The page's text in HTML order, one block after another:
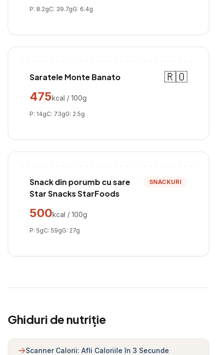
P: 8.2gC: 39.7gG: 6.4g
Saratele Monte Banato
🇷🇴
475kcal / 100g
P: 14gC: 73gG: 2.5g
Snack din porumb cu sare
Star Snacks StarFoods
SNACKURI
500kcal / 100g
P: 5gC: 59gG: 27g
Ghiduri de nutriție
Scanner Calorii: Afli Caloriile în 3 Secunde